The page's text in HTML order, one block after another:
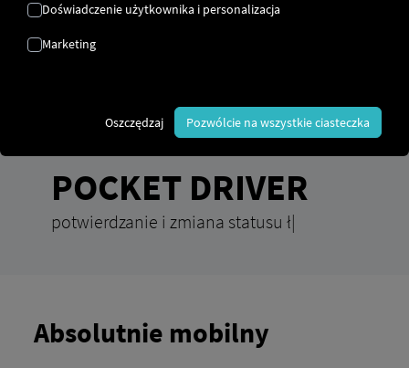
POCKET DRIVER
potwierdzanie i zmiana statusu ładunku,
Absolutnie mobilny
Doświadczenie użytkownika i personalizacja
Marketing
Oszczędzaj Pozwólcie na wszystkie ciasteczka